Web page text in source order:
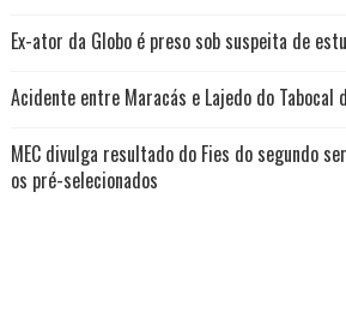
Ex-ator da Globo é preso sob suspeita de
Acidente entre Maracás e Lajedo do
MEC divulga resultado do Fies do segundo
os pré-selecionados